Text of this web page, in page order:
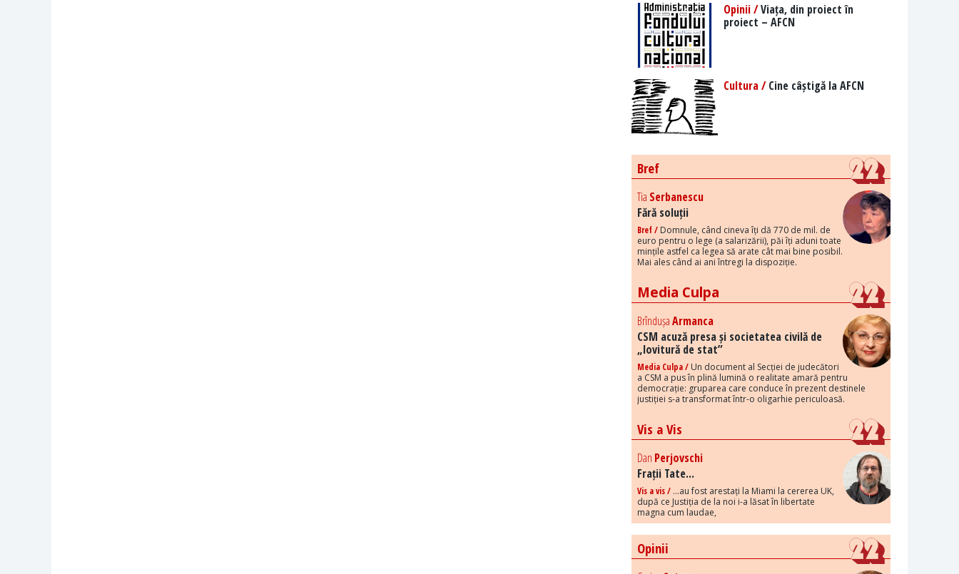
Opinii /Viața, din proiect în
proiect – AFCN
Cultura /Cine câștigă la AFCN
Bref
Tia Serbanescu
Fără soluții
Bref / Domnule, când cineva îți dă 770 de mil. de
euro pentru o lege (a salarizării), păi îți aduni toate
mințile astfel ca legea să arate cât mai bine posibil.
Mai ales când ai ani întregi la dispoziție.
Media Culpa
BrîndușaArmanca
CSM acuză presa și societatea civilă de
„lovitură de stat”
Media Culpa / Un document al Secției de judecători
a CSM a pus în plină lumină o realitate amară pentru
democrație: gruparea care conduce în prezent destinele
justiției s-a transformat într-o oligarhie periculoasă.
Vis a Vis
Dan Perjovschi
Frații Tate...
Vis a vis / ...au fost arestați la Miami la cererea UK,
după ce Justiția de la noi i-a lăsat în libertate
magna cum laudae,
Opinii